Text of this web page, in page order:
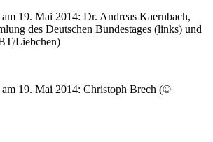
19. Mai 2014: Dr. Andreas Kaernbach,
des Deutschen Bundestages (links) und
Liebchen)
19. Mai 2014: Christoph Brech (©